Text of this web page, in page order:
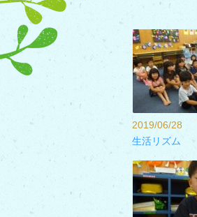
2019/06/28
生活リズム